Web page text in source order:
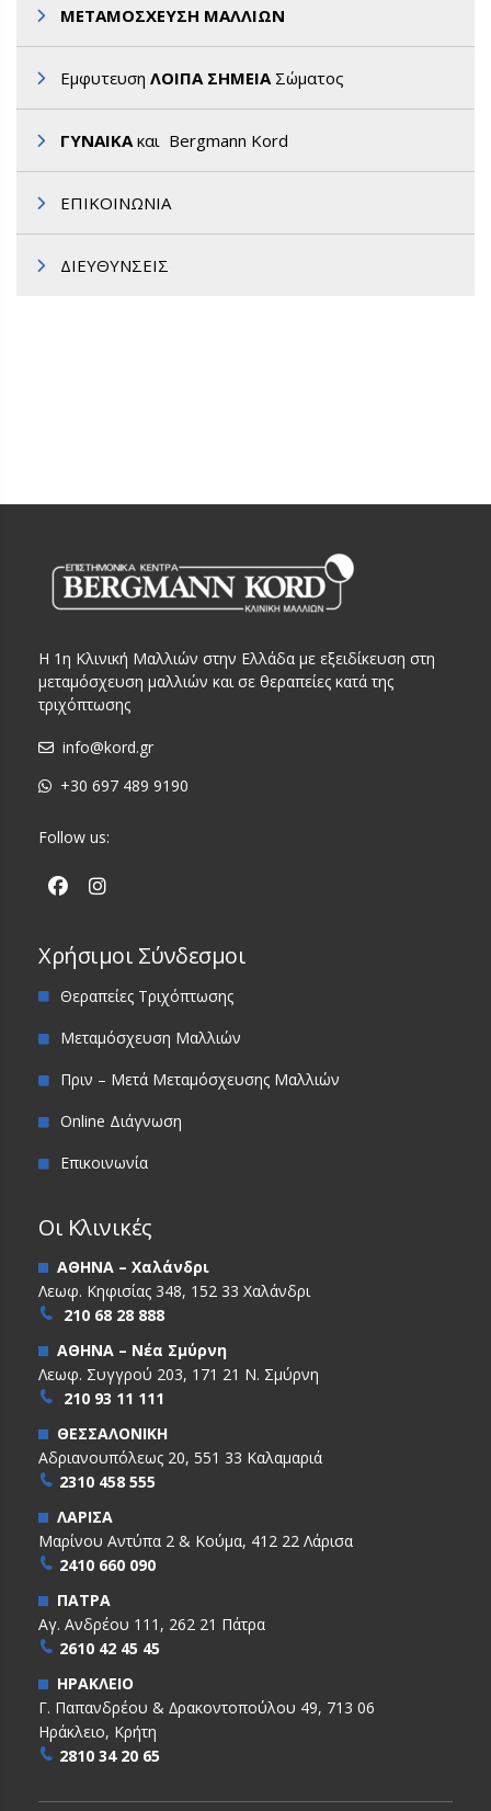
ΜΕΤΑΜΟΣΧΕΥΣΗ ΜΑΛΛΙΩΝ
Εμφυτευση ΛΟΙΠΑ ΣΗΜΕΙΑ Σώματος
ΓΥΝΑΙΚΑ και Bergmann Kord
ΕΠΙΚΟΙΝΩΝΙΑ
ΔΙΕΥΘΥΝΣΕΙΣ
Η 1η Κλινική Μαλλιών στην Ελλάδα με εξειδίκευση στη
μεταμόσχευση μαλλιών και σε θεραπείες κατά της
τριχόπτωσης
info@kord.gr
+30 697 489 9190
Follow us:
Χρήσιμοι Σύνδεσμοι
Θεραπείες Τριχόπτωσης
Μεταμόσχευση Μαλλιών
Πριν – Μετά Μεταμόσχευσης Μαλλιών
Online Διάγνωση
Επικοινωνία
Οι Κλινικές
ΑΘΗΝΑ – Χαλάνδρι
Λεωφ. Κηφισίας 348, 152 33 Χαλάνδρι
210 68 28 888
ΑΘΗΝΑ – Νέα Σμύρνη
Λεωφ. Συγγρού 203, 171 21 Ν. Σμύρνη
210 93 11 111
ΘΕΣΣΑΛΟΝΙΚΗ
Αδριανουπόλεως 20, 551 33 Καλαμαριά
2310 458 555
ΛΑΡΙΣΑ
Μαρίνου Αντύπα 2 & Κούμα, 412 22 Λάρισα
2410 660 090
ΠΑΤΡΑ
Αγ. Ανδρέου 111, 262 21 Πάτρα
2610 42 45 45
ΗΡΑΚΛΕΙΟ
Γ. Παπανδρέου & ∆ρακοντοπούλου 49, 713 06
Ηράκλειο, Κρήτη
2810 34 20 65